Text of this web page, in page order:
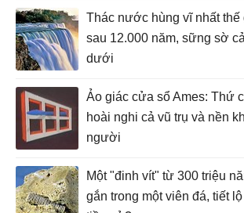
Thác nước hùng vĩ nhất
sau 12.000 năm, sững sờ
dưới
Ảo giác cửa sổ Ames: Thứ
hoài nghi cả vũ trụ và nền
người
Một "đinh vít" từ 300 triệu
gắn trong một viên đá, tiết